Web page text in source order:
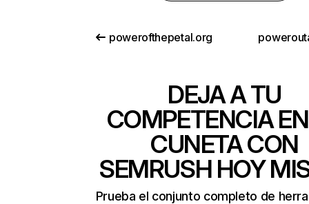
powerofthepetal.org
DEJA A TU
COMPETENCIA
CUNETA CON
SEMRUSH HOY
Prueba el conjunto completo de